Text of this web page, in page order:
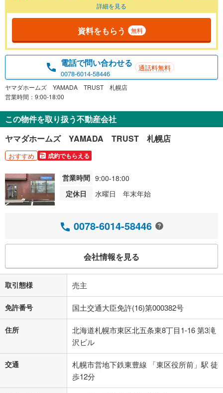
詳細を見る
資料をもらう 無料
電話で問い合わせる
0078-6014-58446
通話料無料
ヤマダホームズ YAMADA TRUST 札幌店
営業時間：9:00-18:00
この物件を取り扱う不動産会社
ヤマダホームズ YAMADA TRUST 札幌店
おすすめ 成約でもらえる
営業時間 9:00-18:00
定休日
水曜日 年末年始
0078-6014-58446
会社情報を見る
取引態様 売主
免許番号 国土交通大臣免許(16)第000382号
住所
北海道札幌市東区北五条東8丁目1-16 第3滝
沢ビル
交通
札幌市営地下鉄東豊線 「東区役所前」駅 徒
歩12分